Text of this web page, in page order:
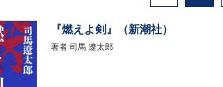
『燃えよ剣』（新潮社）
著者 司馬 遼太郎